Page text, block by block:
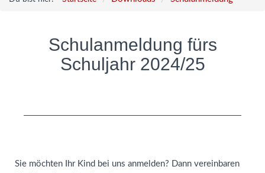
Schulanmeldung fürs
Schuljahr 2024/25
Sie möchten Ihr Kind bei uns anmelden? Dann vereinbaren